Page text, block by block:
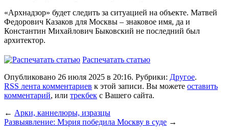
«Архнадзор» будет следить за ситуацией на объекте. Матвей
Федорович Казаков для Москвы – знаковое имя, да и
Константин Михайлович Быковский не последний был
архитектор.
Распечатать статью
Опубликовано 26 июля 2025 в 20:16. Рубрики: Другое.
RSS лента комментариев к этой записи. Вы можете оставить
комментарий, или трекбек с Вашего сайта.
← Арки, каннелюры, изразцы
Развыявление: Мэрия победила Москву в суде →